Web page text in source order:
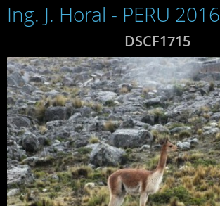
Ing. J. Horal - PERU 2016
DSCF1715